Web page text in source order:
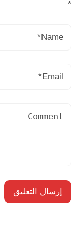
*